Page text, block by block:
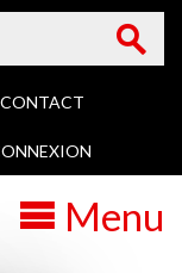
de
CONTACT
Menu